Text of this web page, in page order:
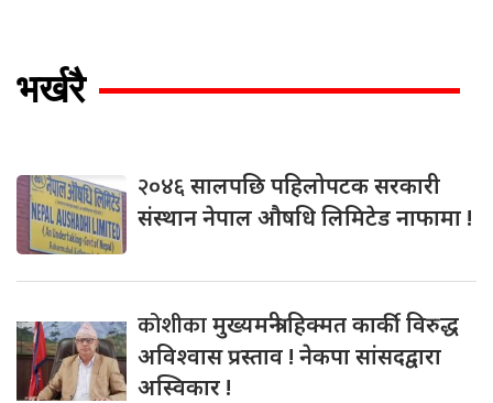
भर्खरै
२०४६सालपछि पहिलोपटक सरकारी
संस्थान नेपाल औषधि लिमिटेड नाफामा !
कोशीकामुख्यमन्त्री हिक्मत कार्की विरुद्ध
अविश्वास प्रस्ताव ! नेकपा सांसदद्वारा
अस्विकार !